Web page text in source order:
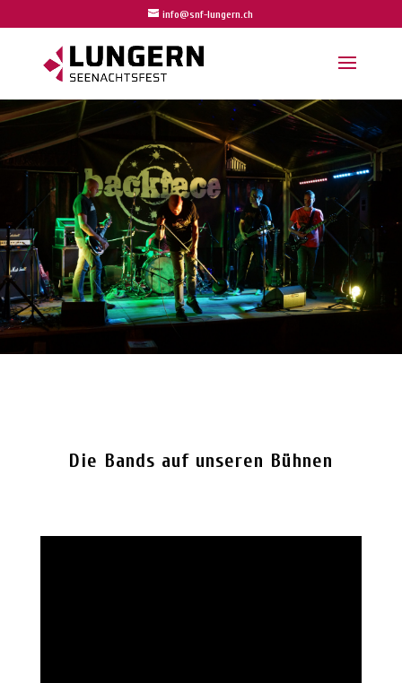
info@snf-lungern.ch
Die Bands auf unseren Bühnen